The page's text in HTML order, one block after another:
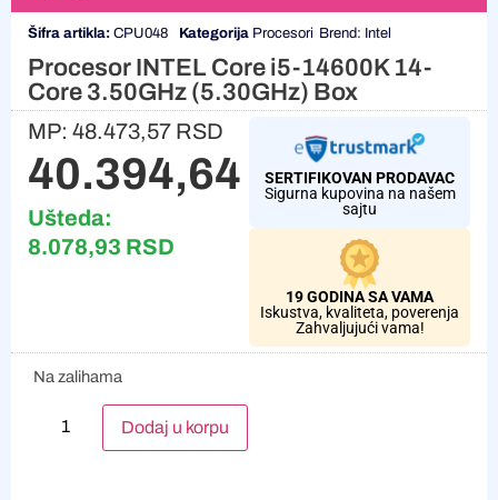
Šifra artikla: CPU048 Kategorija Procesori Brend: Intel
Procesor INTEL Core i5-14600K 14-
Core 3.50GHz (5.30GHz) Box
MP: 48.473,57 RSD
40.394,64 RSD
Ušteda:
8.078,93 RSD
SERTIFIKOVAN PRODAVAC
Sigurna kupovina na našem
sajtu
19 GODINA SA VAMA
Iskustva, kvaliteta, poverenja
Zahvaljujući vama!
Na zalihama
Dodaj u korpu